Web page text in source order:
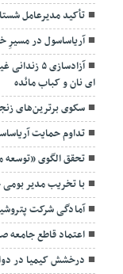
تأکید مدیرعامل
آریاساسول در مسیرِ
آزادسازی
ای نان و کباب مائده
سکوی برترین‌های
تداوم حمایت
تحقق الگوی «توسعه
با تخریب مدیر
آمادگی شرکت
اعتماد قاطع جامعه
درخشش کیمیا در